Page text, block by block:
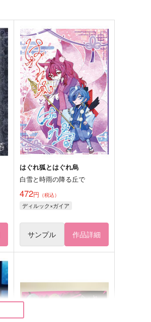
はぐれ狐とはぐれ烏
白雪と時雨の降る丘で
472円 （税込）
ディルック×ガイア
サンプル 作品詳細